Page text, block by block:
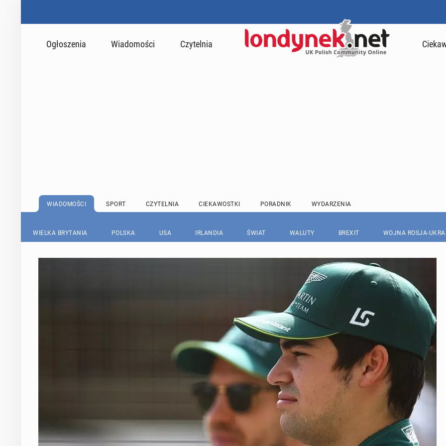
Ogłoszenia Wiadomości Czytelnia
WIADOMOŚCI SPORT CZYTELNIA CIEKAWOSTKI PORADNIK WYDARZENIA
WIELKA BRYTANIA POLSKA USA IRLANDIA ŚWIAT WALUTY BREXIT WOJNA ROSJA-